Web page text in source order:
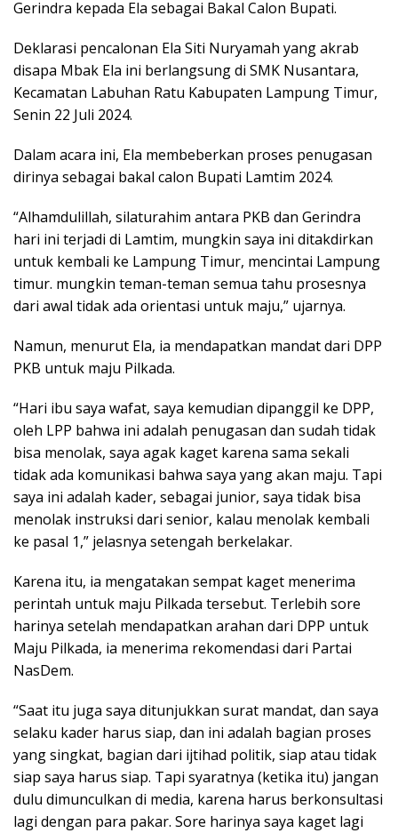
Gerindra kepada Ela sebagai Bakal Calon Bupati.
Deklarasi pencalonan Ela Siti Nuryamah yang akrab
disapa Mbak Ela ini berlangsung di SMK Nusantara,
Kecamatan Labuhan Ratu Kabupaten Lampung Timur,
Senin 22 Juli 2024.
Dalam acara ini, Ela membeberkan proses penugasan
dirinya sebagai bakal calon Bupati Lamtim 2024.
“Alhamdulillah, silaturahim antara PKB dan Gerindra
hari ini terjadi di Lamtim, mungkin saya ini ditakdirkan
untuk kembali ke Lampung Timur, mencintai Lampung
timur. mungkin teman-teman semua tahu prosesnya
dari awal tidak ada orientasi untuk maju,” ujarnya.
Namun, menurut Ela, ia mendapatkan mandat dari DPP
PKB untuk maju Pilkada.
“Hari ibu saya wafat, saya kemudian dipanggil ke DPP,
oleh LPP bahwa ini adalah penugasan dan sudah tidak
bisa menolak, saya agak kaget karena sama sekali
tidak ada komunikasi bahwa saya yang akan maju. Tapi
saya ini adalah kader, sebagai junior, saya tidak bisa
menolak instruksi dari senior, kalau menolak kembali
ke pasal 1,” jelasnya setengah berkelakar.
Karena itu, ia mengatakan sempat kaget menerima
perintah untuk maju Pilkada tersebut. Terlebih sore
harinya setelah mendapatkan arahan dari DPP untuk
Maju Pilkada, ia menerima rekomendasi dari Partai
NasDem.
“Saat itu juga saya ditunjukkan surat mandat, dan saya
selaku kader harus siap, dan ini adalah bagian proses
yang singkat, bagian dari ijtihad politik, siap atau tidak
siap saya harus siap. Tapi syaratnya (ketika itu) jangan
dulu dimunculkan di media, karena harus berkonsultasi
lagi dengan para pakar. Sore harinya saya kaget lagi